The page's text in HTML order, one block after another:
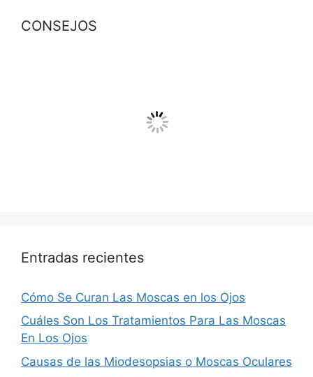
CONSEJOS
Entradas recientes
Cómo Se Curan Las Moscas en los Ojos
Cuáles Son Los Tratamientos Para Las Moscas
En Los Ojos
Causas de las Miodesopsias o Moscas Oculares